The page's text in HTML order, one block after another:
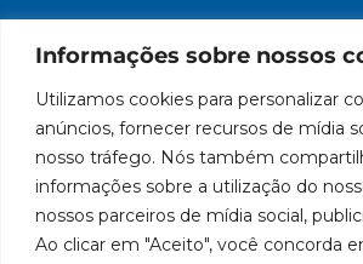
Informações sobre nossos
Utilizamos cookies para personalizar
anúncios, fornecer recursos de mídia
nosso tráfego. Nós também
informações sobre a utilização do
nossos parceiros de mídia social,
Ao clicar em "Aceito", você concorda
Marca
líder
en
fabricación
de
equipos
Políticas
de
privacidad
Políticas
de
cookies
Institucional
Institucional
Centros de
Servicio
Autorizados
Rua
931 –
Anita
Franchini,
50/96